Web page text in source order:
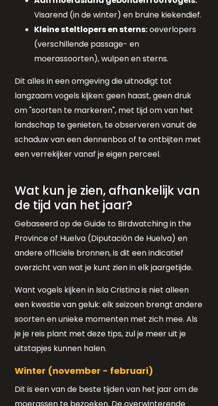
Visarend (in de winter) en bruine kiekendief.
Kleine steltlopers en sterns:oeverlopers
(verschillende passage- en
moerassoorten), wulpen en sterns.
Dit alles in een omgeving die uitnodigt tot
langzaam vogels kijken: geen haast, geen druk
om "soorten te markeren", met tijd om van het
landschap te genieten, te observeren vanuit de
schaduw van een dennenbos of te ontbijten met
een verrekijker vanaf je eigen perceel.
Wat kun je zien, afhankelijk van
de tijd van het jaar?
Gebaseerd op de Guide to Birdwatching in the
Province of Huelva (Diputación de Huelva) en
andere officiële bronnen, is dit een indicatief
overzicht van wat je kunt zien in elk jaargetijde.
Want vogels kijken in Isla Cristina is niet alleen
een kwestie van geluk: elk seizoen brengt andere
soorten en unieke momenten met zich mee. Als
je je reis plant met deze tips, zul je meer uit je
uitstapjes kunnen halen.
Winter (november - februari)
Dit is een van de beste tijden van het jaar om de